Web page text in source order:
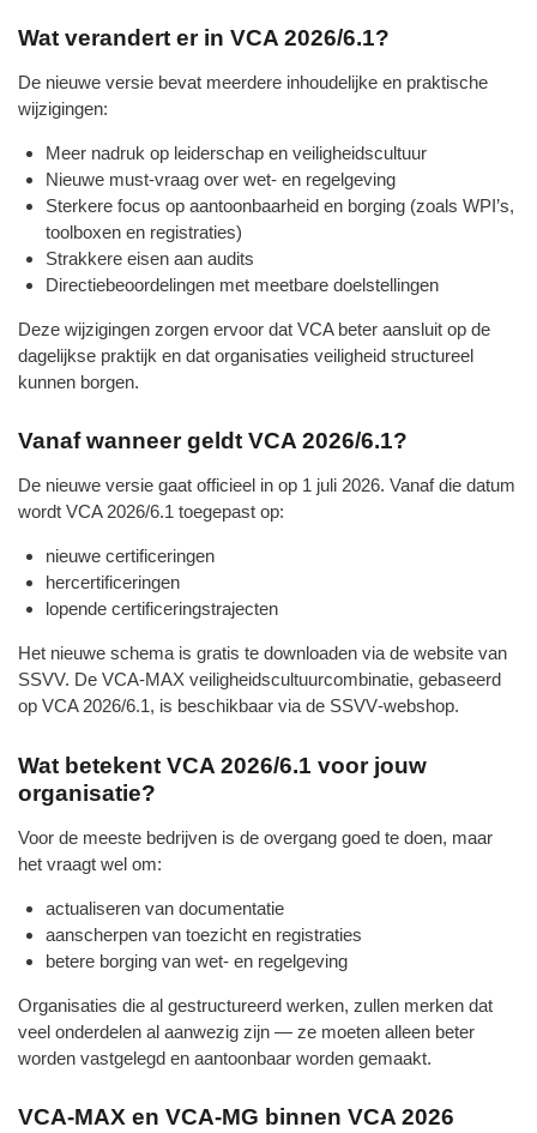
Wat verandert er in VCA 2026/6.1?
De nieuwe versie bevat meerdere inhoudelijke en praktische
wijzigingen:
Meer nadruk op leiderschap en veiligheidscultuur
Nieuwe must‑vraag over wet‑ en regelgeving
Sterkere focus op aantoonbaarheid en borging (zoals WPI’s,
toolboxen en registraties)
Strakkere eisen aan audits
Directiebeoordelingen met meetbare doelstellingen
Deze wijzigingen zorgen ervoor dat VCA beter aansluit op de
dagelijkse praktijk en dat organisaties veiligheid structureel
kunnen borgen.
Vanaf wanneer geldt VCA 2026/6.1?
De nieuwe versie gaat officieel in op 1 juli 2026. Vanaf die datum
wordt VCA 2026/6.1 toegepast op:
nieuwe certificeringen
hercertificeringen
lopende certificeringstrajecten
Het nieuwe schema is gratis te downloaden via de website van
SSVV. De VCA‑MAX veiligheidscultuurcombinatie, gebaseerd
op VCA 2026/6.1, is beschikbaar via de SSVV‑webshop.
Wat betekent VCA 2026/6.1 voor jouw
organisatie?
Voor de meeste bedrijven is de overgang goed te doen, maar
het vraagt wel om:
actualiseren van documentatie
aanscherpen van toezicht en registraties
betere borging van wet‑ en regelgeving
Organisaties die al gestructureerd werken, zullen merken dat
veel onderdelen al aanwezig zijn — ze moeten alleen beter
worden vastgelegd en aantoonbaar worden gemaakt.
VCA‑MAX en VCA‑MG binnen VCA 2026